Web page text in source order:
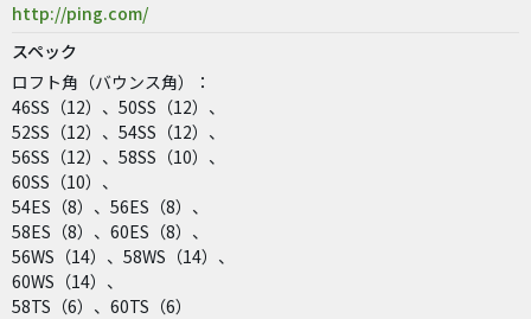
http://ping.com/
スペック
ロフト角（バウンス角）：
46SS（12）、50SS（12）、
52SS（12）、54SS（12）、
56SS（12）、58SS（10）、
60SS（10）、
54ES（8）、56ES（8）、
58ES（8）、60ES（8）、
56WS（14）、58WS（14）、
60WS（14）、
58TS（6）、60TS（6）